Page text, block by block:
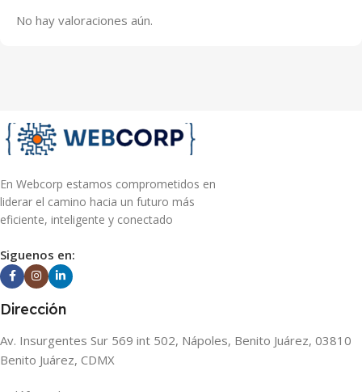
No hay valoraciones aún.
En Webcorp estamos comprometidos en
liderar el camino hacia un futuro más
eficiente, inteligente y conectado
Siguenos en:
Dirección
Av. Insurgentes Sur 569 int 502, Nápoles, Benito Juárez, 03810
Benito Juárez, CDMX